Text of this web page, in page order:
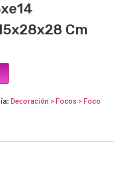
Cm
Decoración > Focos > Foco